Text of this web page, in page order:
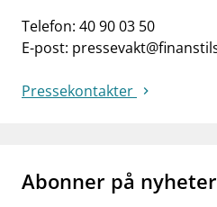
Telefon: 40 90 03 50
E-post:
Pressekontakter
Abonner på nyheter